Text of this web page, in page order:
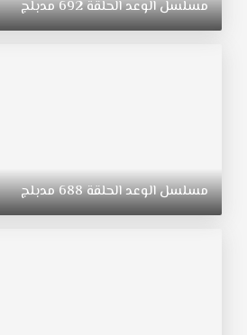
مدبلج
الحلقة
تبقى
"ريهان"
مسلسلالوعدالحلقة692مدبلج
مسلسلالوعدالحلقة688مدبلج